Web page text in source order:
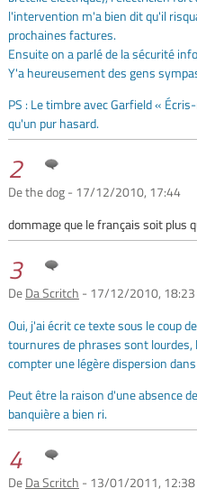
l'intervention m'a bien dit qu'il
prochaines factures.
Ensuite on a parlé de la sécurité
Y'a heureusement des gens
PS : Le timbre avec Garfield «
qu'un pur hasard.
2
De the dog - 17/12/2010, 17:44
dommage que le français soit plus
3
DeDa Scritch - 17/12/2010, 18:23
Oui, j'ai écrit ce texte sous le coup
tournures de phrases sont
compter une légère dispersion
Peut être la raison d'une absence
banquière a bien ri.
4
DeDa Scritch - 13/01/2011, 12:38